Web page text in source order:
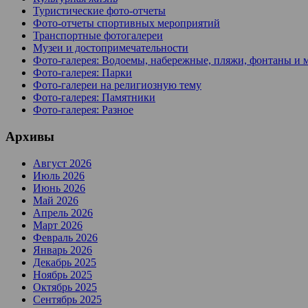
Туристические фото-отчеты
Фото-отчеты спортивных мероприятий
Транспортные фотогалереи
Музеи и достопримечательности
Фото-галерея: Водоемы, набережные, пляжи, фонтаны и
Фото-галерея: Парки
Фото-галереи на религиозную тему
Фото-галерея: Памятники
Фото-галерея: Разное
Архивы
Август 2026
Июль 2026
Июнь 2026
Май 2026
Апрель 2026
Март 2026
Февраль 2026
Январь 2026
Декабрь 2025
Ноябрь 2025
Октябрь 2025
Сентябрь 2025